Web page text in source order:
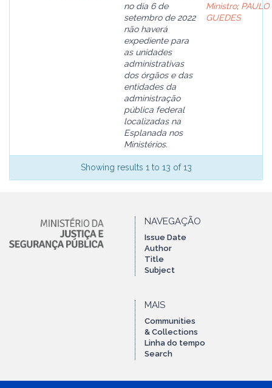
no dia 6 de
setembro de 2022
não haverá
expediente para
as unidades
administrativas
dos órgãos e das
entidades da
administração
pública federal
localizadas na
Esplanada nos
Ministérios.
Ministro; PAULO
GUEDES
Showing results 1 to 13 of 13
NAVEGAÇÃO
Issue Date
Author
Title
Subject
MAIS
Communities
& Collections
Linha do tempo
Search